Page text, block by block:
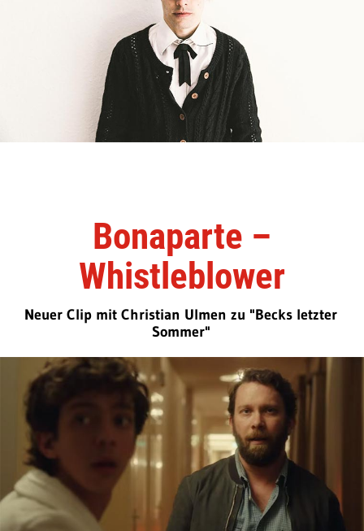
Bonaparte –
Whistleblower
Neuer Clip mit Christian Ulmen zu "Becks letzter
Sommer"